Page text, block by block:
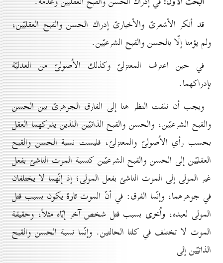
قد أنكر الأشعرىّ والأخبارىّ إدراك الحسن والقبح العقليّين،
ولم يؤمنا إلّا بالحسن والقبح الشرعيّين.
في حين اعترف المعتزلىّ وكذلك الاُصولىّ من العدليّة
بإدراكهما.
ويجب أن نلفت النظر هنا إلى الفارق الجوهرىّ بين الحسن
والقبح الشرعيّين، والحسن والقبح الذاتيّين اللذين يدركهما العقل
بحسب رأي الاُصولىّ والمعتزلىّ، فليست نسبة الحسن والقبح
العقليّين إلى الحسن والقبح الشرعيّين كنسبة الموت الناشئ بفعل
غير المولى إلى الموت الناشئ بفعل المولى؛ إذ إنّهما لا يختلفان
في جوهرهما، وإنّما الفرق: في أنّ الموتتارة يكون بسبب قتل
المولى لعبده،واُخرى بسبب قتل شخص آخر إيّاه مثلاً، وحقيقة
الموت لا تختلف في كلتا الحالتين. وإنّما نسبة الحسن والقبح
الذاتيّين إلى